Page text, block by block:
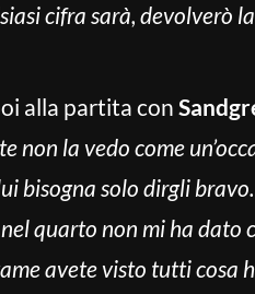
cifra sarà, devolverò
alla partita con
non la vedo come
bisogna solo dirgli
quarto non mi ha dato
avete visto tutti cosa